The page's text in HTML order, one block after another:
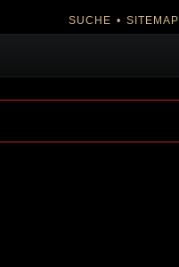
NAVIGATION
ÜBERSPRINGEN
SUCHE SITEMAP